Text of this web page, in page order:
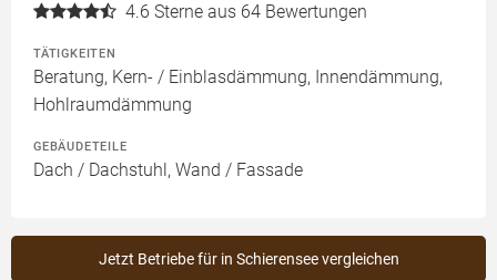
4.6 Sterne aus 64 Bewertungen
TÄTIGKEITEN
Beratung, Kern- / Einblasdämmung, Innendämmung,
Hohlraumdämmung
GEBÄUDETEILE
Dach / Dachstuhl, Wand / Fassade
Jetzt Betriebe für in Schierensee vergleichen